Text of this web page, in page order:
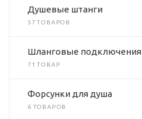
Душевые штанги
57 ТОВАРОВ
Шланговые подключения
71 ТОВАР
Форсунки для душа
6 ТОВАРОВ